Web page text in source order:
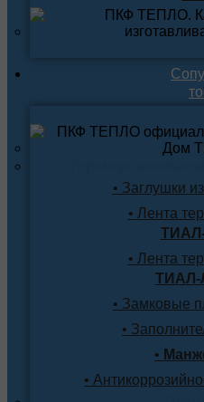
• Заглушки
• Лента
• Лента
ТИАЛ-
• Замковые
•
•
•